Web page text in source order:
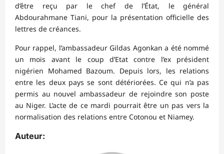
d’être reçu par le chef de l’État, le général
Abdourahmane Tiani, pour la présentation officielle des
lettres de créances.
Pour rappel, l’ambassadeur Gildas Agonkan a été nommé
un mois avant le coup d’Etat contre l’ex président
nigérien Mohamed Bazoum. Depuis lors, les relations
entre les deux pays se sont détériorées. Ce qui n’a pas
permis au nouvel ambassadeur de rejoindre son poste
au Niger. L’acte de ce mardi pourrait être un pas vers la
normalisation des relations entre Cotonou et Niamey.
Auteur: